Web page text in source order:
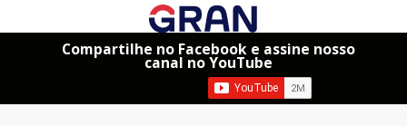
Compartilhe no Facebook e assine nosso
canal no YouTube